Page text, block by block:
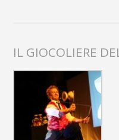
IL GIOCOLIERE